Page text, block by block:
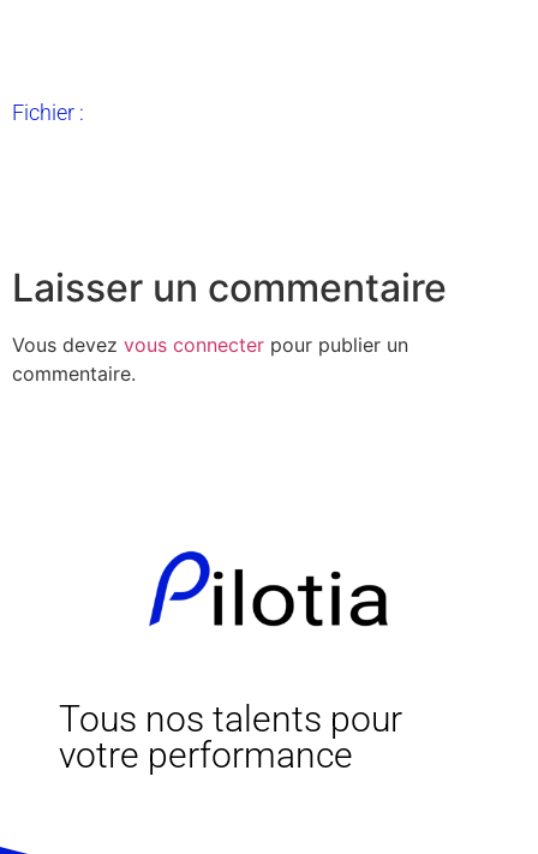
Fichier :
Laisser un commentaire
Vous devez vous connecter pour publier un
commentaire.
Tous nos talents pour
votre performance